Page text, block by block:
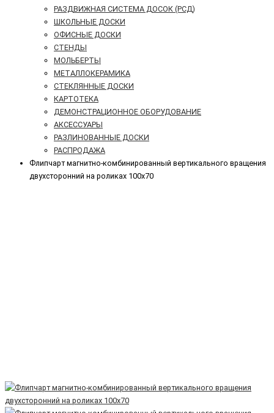
РАЗДВИЖНАЯ СИСТЕМА ДОСОК (РСД)
ШКОЛЬНЫЕ ДОСКИ
ОФИСНЫЕ ДОСКИ
СТЕНДЫ
МОЛЬБЕРТЫ
МЕТАЛЛОКЕРАМИКА
СТЕКЛЯННЫЕ ДОСКИ
КАРТОТЕКА
ДЕМОНСТРАЦИОННОЕ ОБОРУДОВАНИЕ
АКСЕССУАРЫ
РАЗЛИНОВАННЫЕ ДОСКИ
РАСПРОДАЖА
Флипчарт магнитно-комбинированный вертикального вращения
двухсторонний на роликах 100х70